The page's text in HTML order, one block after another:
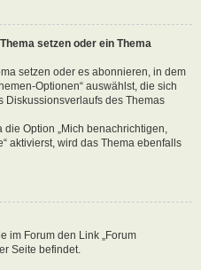
setzen oder ein Thema
setzen oder es abonnieren, in dem
Optionen“ auswählst, die sich
Diskussionsverlaufs des Themas
Option „Mich benachrichtigen,
aktivierst, wird das Thema ebenfalls
im Forum den Link „Forum
Seite befindet.